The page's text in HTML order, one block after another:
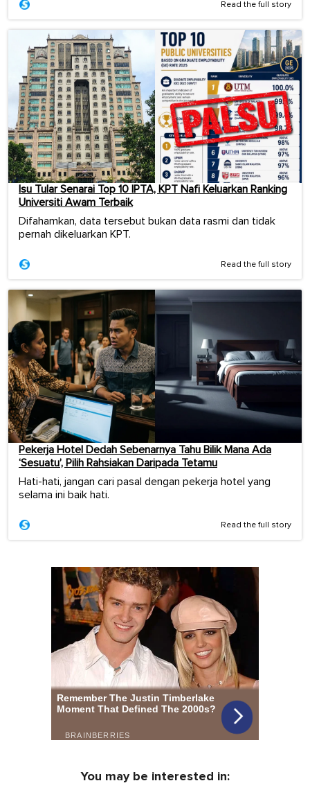
Read the full story
Isu Tular Senarai Top 10 IPTA, KPT Nafi Keluarkan Ranking
Universiti Awam Terbaik
Difahamkan, data tersebut bukan data rasmi dan tidak
pernah dikeluarkan KPT.
Read the full story
Pekerja Hotel Dedah Sebenarnya Tahu Bilik Mana Ada
‘Sesuatu’, Pilih Rahsiakan Daripada Tetamu
Hati-hati, jangan cari pasal dengan pekerja hotel yang
selama ini baik hati.
Read the full story
You may be interested in: